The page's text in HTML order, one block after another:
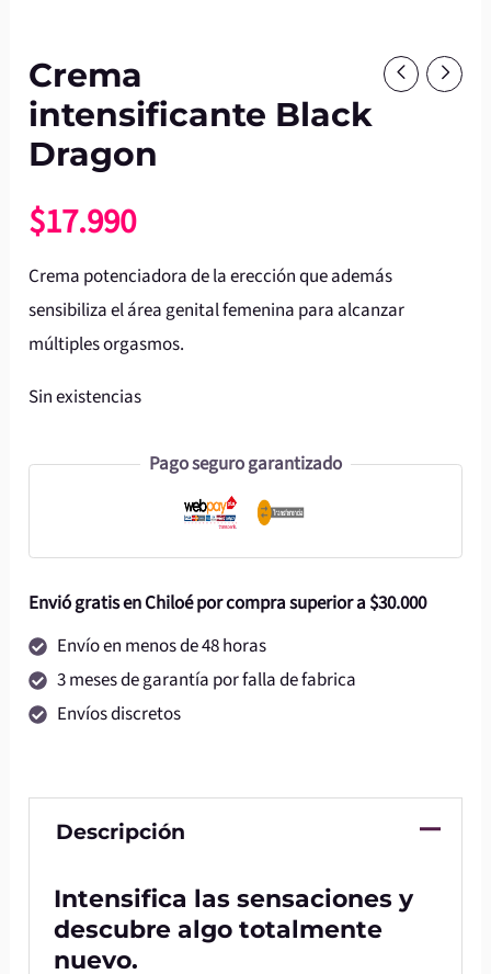
Crema
intensificante Black
Dragon
$17.990
Crema potenciadora de la erección que además
sensibiliza el área genital femenina para alcanzar
múltiples orgasmos.
Sin existencias
Pago seguro garantizado
Envió gratis en Chiloé por compra superior a $30.000
Envío en menos de 48 horas
3 meses de garantía por falla de fabrica
Envíos discretos
Descripción
Intensifica las sensaciones y
descubre algo totalmente
nuevo.